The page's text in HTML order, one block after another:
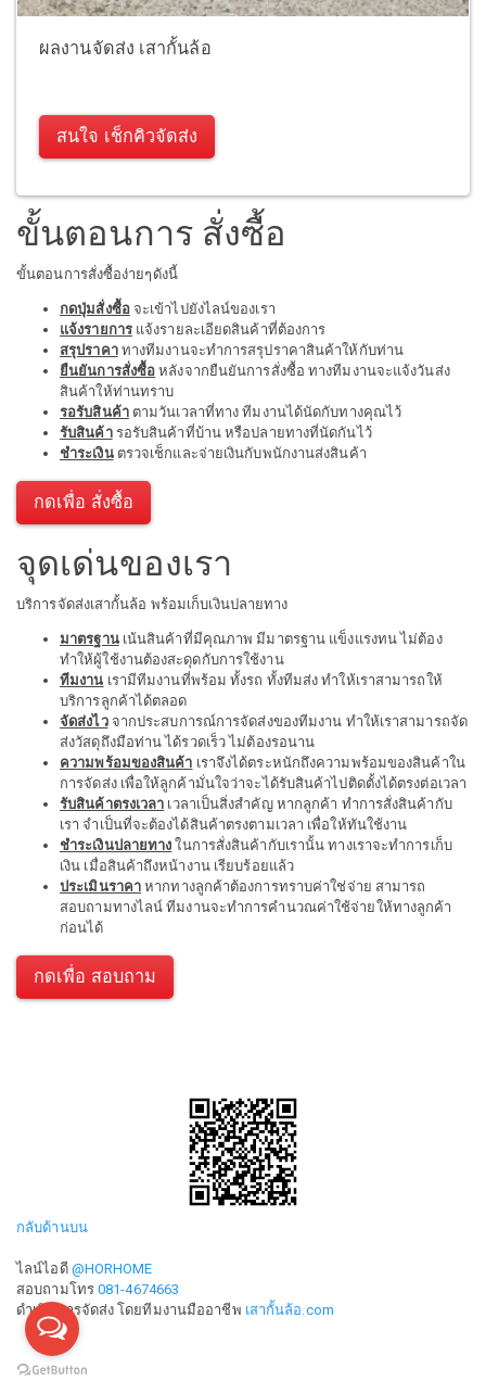
ผลงานจัดส่ง เสากั้นล้อ
สนใจ เช็กคิวจัดส่ง
ขั้นตอนการ สั่งซื้อ
ขั้นตอนการสั่งซื้อง่ายๆดังนี้
กดปุ่มสั่งซื้อจะเข้าไปยังไลน์ของเรา
แจ้งรายการแจ้งรายละเอียดสินค้าที่ต้องการ
สรุปราคาทางทีมงานจะทำการสรุปราคาสินค้าให้กับท่าน
ยืนยันการสั่งซื้อ หลังจากยืนยันการสั่งซื้อ ทางทีมงานจะแจ้งวันส่ง
สินค้าให้ท่านทราบ
รอรับสินค้าตามวันเวลาที่ทาง ทีมงานได้นัดกับทางคุณไว้
รับสินค้ารอรับสินค้าที่บ้าน หรือปลายทางที่นัดกันไว้
ชำระเงินตรวจเช็กและจ่ายเงินกับพนักงานส่งสินค้า
กดเพื่อ สั่งซื้อ
จุดเด่นของเรา
บริการจัดส่งเสากั้นล้อ พร้อมเก็บเงินปลายทาง
มาตรฐานเน้นสินค้าที่มีคุณภาพ มีมาตรฐาน แข็งแรงทน ไม่ต้อง
ทำให้ผู้ใช้งานต้องสะดุดกับการใช้งาน
ทีมงาน เรามีทีมงานที่พร้อม ทั้งรถ ทั้งทีมส่ง ทำให้เราสามารถให้
บริการลูกค้าได้ตลอด
จัดส่งไวจากประสบการณ์การจัดส่งของทีมงาน ทำให้เราสามารถจัด
ส่งวัสดุถึงมือท่าน ได้รวดเร็ว ไม่ต้องรอนาน
ความพร้อมของสินค้า เราจึงได้ตระหนักถึงความพร้อมของสินค้าใน
การจัดส่ง เพื่อให้ลูกค้ามั่นใจว่าจะได้รับสินค้าไปติดตั้งได้ตรงต่อเวลา
รับสินค้าตรงเวลา เวลาเป็นสิ่งสำคัญ หากลูกค้า ทำการสั่งสินค้ากับ
เรา จำเป็นที่จะต้องได้สินค้าตรงตามเวลา เพื่อให้ทันใช้งาน
ชำระเงินปลายทาง ในการสั่งสินค้ากับเรานั้น ทางเราจะทำการเก็บ
เงิน เมื่อสินค้าถึงหน้างาน เรียบร้อยแล้ว
ประเมินราคา หากทางลูกค้าต้องการทราบค่าใช่จ่าย สามารถ
สอบถามทางไลน์ ทีมงานจะทำการคำนวณค่าใช้จ่ายให้ทางลูกค้า
ก่อนได้
กดเพื่อ สอบถาม
กลับด้านบน
ไลน์ไอดี @HORHOME
สอบถามโทร 081-4674663
ดำเนินการจัดส่ง โดยทีมงานมืออาชีพ เสากั้นล้อ.com